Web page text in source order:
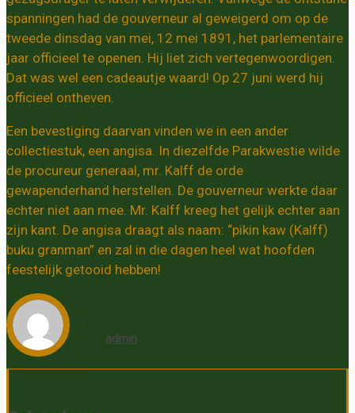
spanningen had de gouverneur al geweigerd om op de
tweede dinsdag van mei, 12 mei 1891, het parlementaire
jaar officieel te openen. Hij liet zich vertegenwoordigen.
Dat was wel een cadeautje waard! Op 27 juni werd hij
officieel ontheven.
Een bevestiging daarvan vinden we in een ander
collectiestuk, een angisa. In diezelfde Parakwestie wilde
de procureur generaal, mr. Kalff de orde
gewapenderhand herstellen. De gouverneur werkte daar
echter niet aan mee. Mr. Kalff kreeg het gelijk echter aan
zijn kant. De angisa draagt als naam: “pikin kaw (Kalff)
buku granman” en zal in die dagen heel wat hoofden
feestelijk getooid hebben!
admin